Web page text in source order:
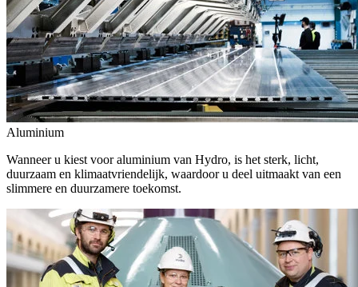
Aluminium
Wanneer u kiest voor aluminium van Hydro, is het sterk, licht,
duurzaam en klimaatvriendelijk, waardoor u deel uitmaakt van een
slimmere en duurzamere toekomst.